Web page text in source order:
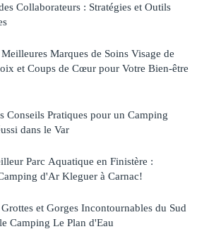
Collaborateurs : Stratégies et Outils
Marques de Soins Visage de
et Coups de Cœur pour Votre Bien-être
Conseils Pratiques pour un Camping
dans le Var
Parc Aquatique en Finistère :
d'Ar Kleguer à Carnac!
et Gorges Incontournables du Sud
Camping Le Plan d'Eau